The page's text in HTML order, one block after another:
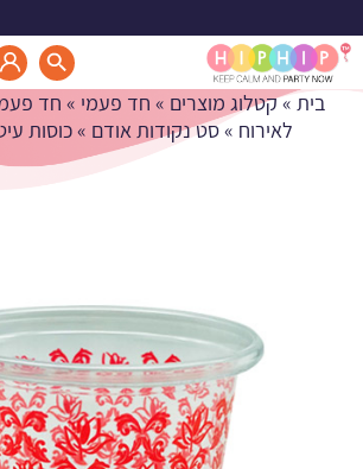
כוסות
בית»קטלוג מוצרים » חד פעמי » חד
לאירוח »סט נקודות אודם »כוסות